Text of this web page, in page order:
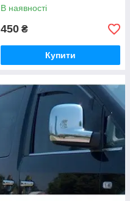
В наявності
450 ₴
Купити